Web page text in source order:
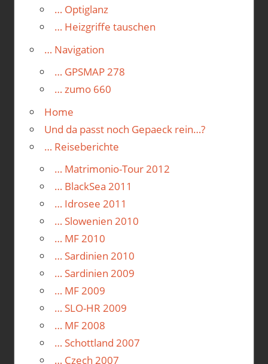
… Optiglanz
… Heizgriffe tauschen
… Navigation
… GPSMAP 278
… zumo 660
Home
Und da passt noch Gepaeck rein…?
… Reiseberichte
… Matrimonio-Tour 2012
… BlackSea 2011
… Idrosee 2011
… Slowenien 2010
… MF 2010
… Sardinien 2010
… Sardinien 2009
… MF 2009
… SLO-HR 2009
… MF 2008
… Schottland 2007
… Czech 2007